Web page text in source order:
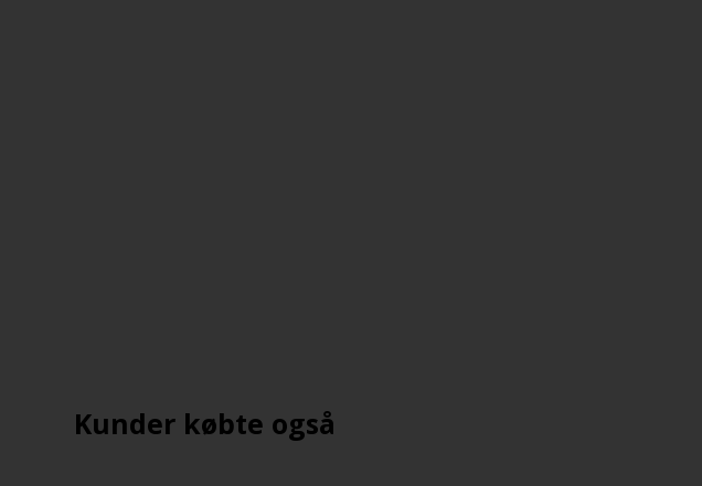
Kunder købte også